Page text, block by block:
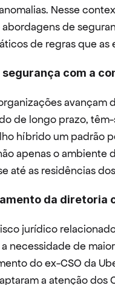
Nesse
de
de regras que
com a
avançam
de longo prazo,
híbrido um padrão
apenas o ambiente
até as residências
da diretoria
jurídico
necessidade de
do ex-CSO da
a atenção dos